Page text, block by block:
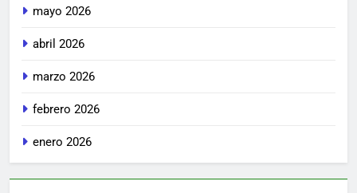
mayo 2026
abril 2026
marzo 2026
febrero 2026
enero 2026